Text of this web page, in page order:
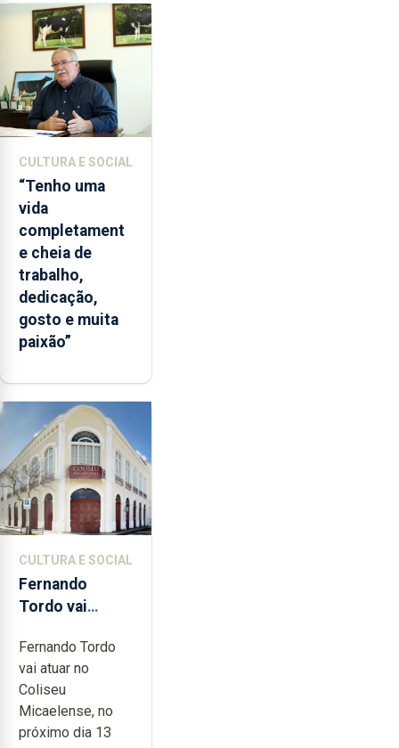
CULTURA E SOCIAL
“Tenho uma
vida
completament
e cheia de
trabalho,
dedicação,
gosto e muita
paixão”
CULTURA E SOCIAL
Fernando
Tordo vai
anos de
carreira no
Coliseu
Micaelense
Fernando Tordo
vai atuar no
Coliseu
Micaelense, no
próximo dia 13